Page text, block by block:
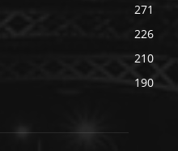
271
226
210
190